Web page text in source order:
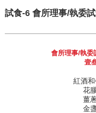
試食-6 會所理事/執委
會所理事/執委
壹
紅酒
花
薑
金